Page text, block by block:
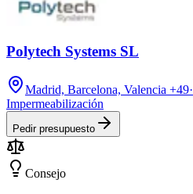
Polytech Systems SL
Madrid, Barcelona, Valencia +49·
Impermeabilización
Pedir presupuesto
Consejo